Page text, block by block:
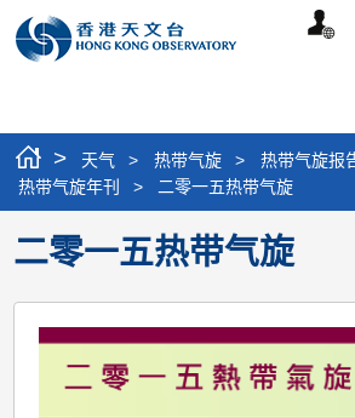
个
> 天气 > 热带气旋 > 热带气旋报
热带气旋年刊
> 二零一五热带气旋
二零一五热带气旋